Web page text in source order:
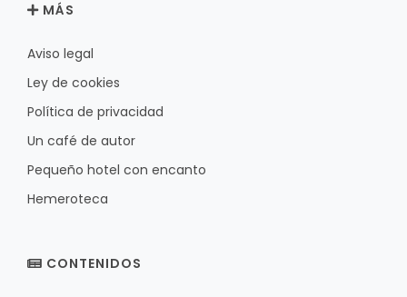
MÁS
Aviso legal
Ley de cookies
Política de privacidad
Un café de autor
Pequeño hotel con encanto
Hemeroteca
CONTENIDOS